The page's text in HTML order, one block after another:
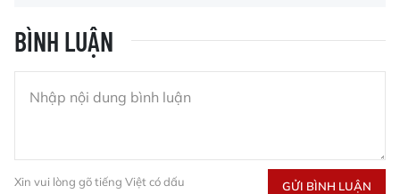
BÌNH LUẬN
Xin vui lòng gõ tiếng Việt có dấu GỬI BÌNH LUẬN